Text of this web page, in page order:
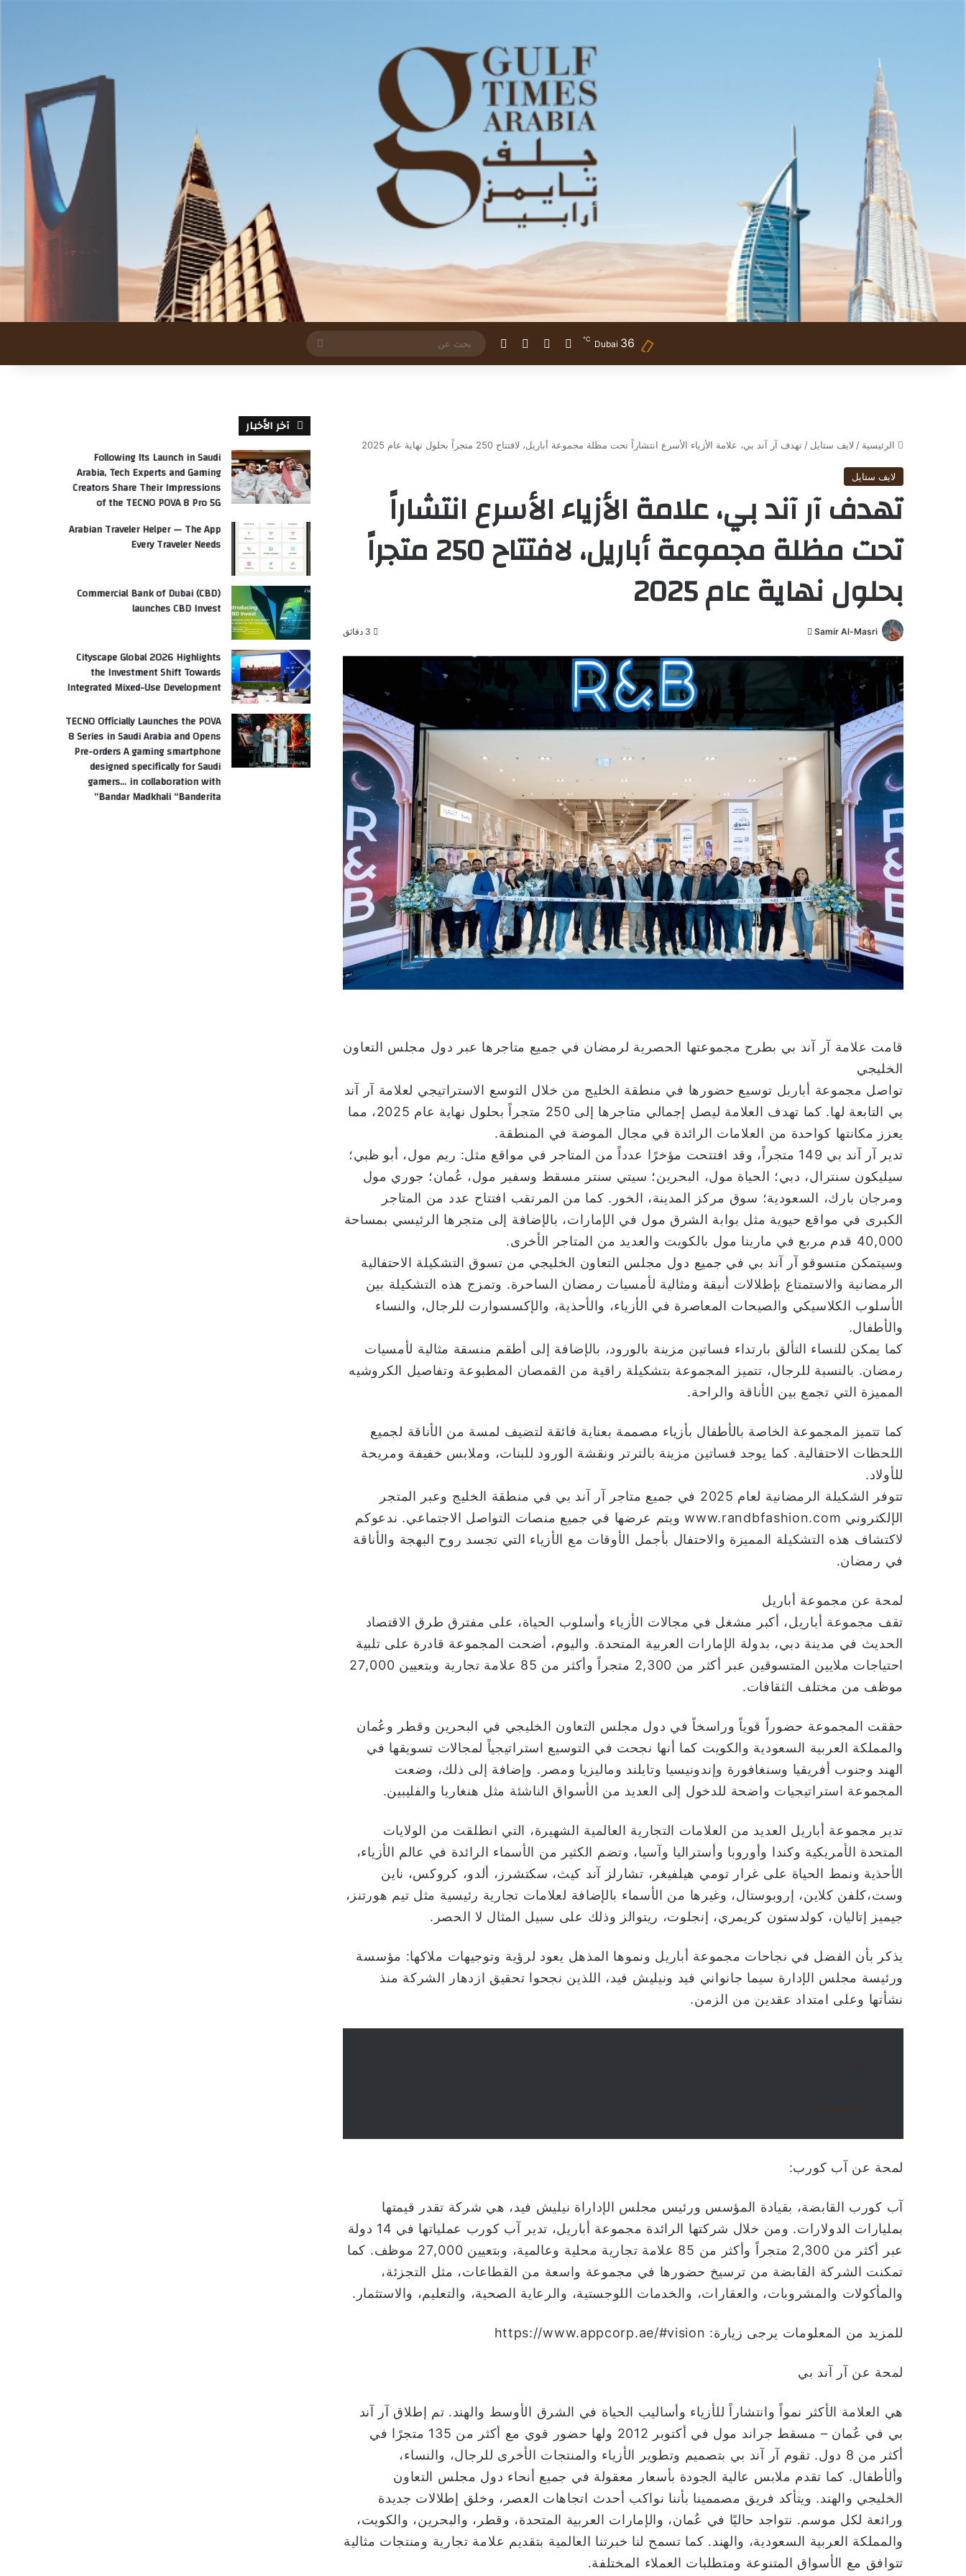
Dubai 36
℃ تسجيل الدخول
مقال عشوائي
إضافة عمود جانبي
الوضع المظلم
عن
الرئيسية / لايف ستايل / تهدف آر آند بي، علامة الأزياء الأسرع انتشاراً تحت مظلة مجموعة أباريل، لافتتاح 250 متجراً بحلول نهاية عام 2025
لايف ستايل
تهدف آر آند بي، علامة الأزياء الأسرع انتشاراً
تحت مظلة مجموعة أباريل، لافتتاح 250 متجراً
بحلول نهاية عام 2025
Samir Al-Masri
ي
و
ن
ي
ا
قامت علامة آر آند بي بطرح مجموعتها الحصرية لرمضان في جميع متاجرها عبر دول مجلس التعاون
الخليجي
تواصل مجموعة أباريل توسيع حضورها في منطقة الخليج من خلال التوسع الاستراتيجي لعلامة آر آند
بي التابعة لها. كما تهدف العلامة ليصل إجمالي متاجرها إلى 250 متجراً بحلول نهاية عام 2025، مما
يعزز مكانتها كواحدة من العلامات الرائدة في مجال الموضة في المنطقة.
تدير آر آند بي 149 متجراً، وقد افتتحت مؤخرًا عدداً من المتاجر في مواقع مثل: ريم مول، أبو ظبي؛
سيليكون سنترال، دبي؛ الحياة مول، البحرين؛ سيتي سنتر مسقط وسفير مول، عُمان؛ جوري مول
ومرجان بارك، السعودية؛ سوق مركز المدينة، الخور. كما من المرتقب افتتاح عدد من المتاجر
الكبرى في مواقع حيوية مثل بوابة الشرق مول في الإمارات، بالإضافة إلى متجرها الرئيسي بمساحة
40,000 قدم مربع في مارينا مول بالكويت والعديد من المتاجر الأخرى.
وسيتمكن متسوقو آر آند بي في جميع دول مجلس التعاون الخليجي من تسوق التشكيلة الاحتفالية
الرمضانية والاستمتاع بإطلالات أنيقة ومثالية لأمسيات رمضان الساحرة. وتمزج هذه التشكيلة بين
الأسلوب الكلاسيكي والصيحات المعاصرة في الأزياء، والأحذية، والإكسسوارت للرجال، والنساء
والأطفال.
كما يمكن للنساء التألق بارتداء فساتين مزينة بالورود، بالإضافة إلى أطقم منسقة مثالية لأمسيات
رمضان. بالنسبة للرجال، تتميز المجموعة بتشكيلة راقية من القمصان المطبوعة وتفاصيل الكروشيه
المميزة التي تجمع بين الأناقة والراحة.
كما تتميز المجموعة الخاصة بالأطفال بأزياء مصممة بعناية فائقة لتضيف لمسة من الأناقة لجميع
اللحظات الاحتفالية. كما يوجد فساتين مزينة بالترتر ونقشة الورود للبنات، وملابس خفيفة ومريحة
للأولاد.
تتوفر الشكيلة الرمضانية لعام 2025 في جميع متاجر آر آند بي في منطقة الخليج وعبر المتجر
الإلكتروني www.randbfashion.com ويتم عرضها في جميع منصات التواصل الاجتماعي. ندعوكم
لاكتشاف هذه التشكيلة المميزة والاحتفال بأجمل الأوقات مع الأزياء التي تجسد روح البهجة والأناقة
في رمضان.
لمحة عن مجموعة أباريل
تقف مجموعة أباريل، أكبر مشغل في مجالات الأزياء وأسلوب الحياة، على مفترق طرق الاقتصاد
الحديث في مدينة دبي، بدولة الإمارات العربية المتحدة. واليوم، أضحت المجموعة قادرة على تلبية
احتياجات ملايين المتسوقين عبر أكثر من 2,300 متجراً وأكثر من 85 علامة تجارية وبتعيين 27,000
موظف من مختلف الثقافات.
حققت المجموعة حضوراً قوياً وراسخاً في دول مجلس التعاون الخليجي في البحرين وقطر وعُمان
والمملكة العربية السعودية والكويت كما أنها نجحت في التوسيع استراتيجياً لمجالات تسويقها في
الهند وجنوب أفريقيا وسنغافورة وإندونيسيا وتايلند وماليزيا ومصر. وإضافة إلى ذلك، وضعت
المجموعة استراتيجيات واضحة للدخول إلى العديد من الأسواق الناشئة مثل هنغاريا والفليبين.
تدير مجموعة أباريل العديد من العلامات التجارية العالمية الشهيرة، التي انطلقت من الولايات
المتحدة الأمريكية وكندا وأوروبا وأستراليا وآسيا، وتضم الكثير من الأسماء الرائدة في عالم الأزياء،
الأحذية ونمط الحياة على غرار تومي هيلفيغر، تشارلز آند كيث، سكتشرز، ألدو، كروكس، ناين
وست،كلفن كلاين، إروبوستال، وغيرها من الأسماء بالإضافة لعلامات تجارية رئيسية مثل تيم هورتنز،
جيميز إتاليان، كولدستون كريمري، إنجلوت، ريتوالز وذلك على سبيل المثال لا الحصر.
يذكر بأن الفضل في نجاحات مجموعة أباريل ونموها المذهل يعود لرؤية وتوجيهات ملاكها: مؤسسة
ورئيسة مجلس الإدارة سيما جانواني فيد ونيليش فيد، اللذين نجحوا تحقيق ازدهار الشركة منذ
نشأتها وعلى امتداد عقدين من الزمن.
الرَئيسية
لمحة عن آب كورب:
آب كورب القابضة، بقيادة المؤسس ورئيس مجلس الإداراة نيليش فيد، هي شركة تقدر قيمتها
بمليارات الدولارات. ومن خلال شركتها الرائدة مجموعة أباريل، تدير آب كورب عملياتها في 14 دولة
عبر أكثر من 2,300 متجراً وأكثر من 85 علامة تجارية محلية وعالمية، وبتعيين 27,000 موظف. كما
تمكنت الشركة القابضة من ترسيخ حضورها في مجموعة واسعة من القطاعات، مثل التجزئة،
والمأكولات والمشروبات، والعقارات، والخدمات اللوجستية، والرعاية الصحية، والتعليم، والاستثمار.
للمزيد من المعلومات يرجى زيارة: https://www.appcorp.ae/#vision
لمحة عن آر آند بي
هي العلامة الأكثر نمواً وانتشاراً للأزياء وأساليب الحياة في الشرق الأوسط والهند. تم إطلاق آر آند
بي في عُمان – مسقط جراند مول في أكتوبر 2012 ولها حضور قوي مع أكثر من 135 متجرًا في
أكثر من 8 دول. تقوم آر آند بي بتصميم وتطوير الأزياء والمنتجات الأخرى للرجال، والنساء،
وألأطفال. كما تقدم ملابس عالية الجودة بأسعار معقولة في جميع أنحاء دول مجلس التعاون
الخليجي والهند. ويتأكد فريق مصممينا بأننا نواكب أحدث اتجاهات العصر، وخلق إطلالات جديدة
ورائعة لكل موسم. نتواجد حاليًا في عُمان، والإمارات العربية المتحدة، وقطر، والبحرين، والكويت،
والمملكة العربية السعودية، والهند. كما تسمح لنا خبرتنا العالمية بتقديم علامة تجارية ومنتجات مثالية
تتوافق مع الأسواق المتنوعة ومتطلبات العملاء المختلفة.
آخر الأخبار
Following Its Launch in Saudi
Arabia, Tech Experts and Gaming
Creators Share Their Impressions
of the TECNO POVA 8 Pro 5G
Arabian Traveler Helper — The App
Every Traveler Needs
Commercial Bank of Dubai (CBD)
launches CBD Invest
Cityscape Global 2026 Highlights
the Investment Shift Towards
Integrated Mixed-Use Development
TECNO Officially Launches the POVA
8 Series in Saudi Arabia and Opens
Pre-orders A gaming smartphone
designed specifically for Saudi
gamers… in collaboration with
Bandar Madkhali “Banderita”